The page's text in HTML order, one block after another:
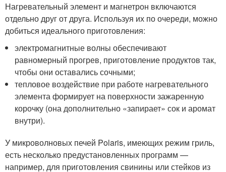
Нагревательный элемент и магнетрон включаются
отдельно друг от друга. Используя их по очереди, можно
добиться идеального приготовления:
электромагнитные волны обеспечивают
равномерный прогрев, приготовление продуктов так,
чтобы они оставались сочными;
тепловое воздействие при работе нагревательного
элемента формирует на поверхности зажаренную
корочку (она дополнительно «запирает» сок и аромат
внутри).
У микроволновых печей Polaris, имеющих режим гриль,
есть несколько предустановленных программ —
например, для приготовления свинины или стейков из